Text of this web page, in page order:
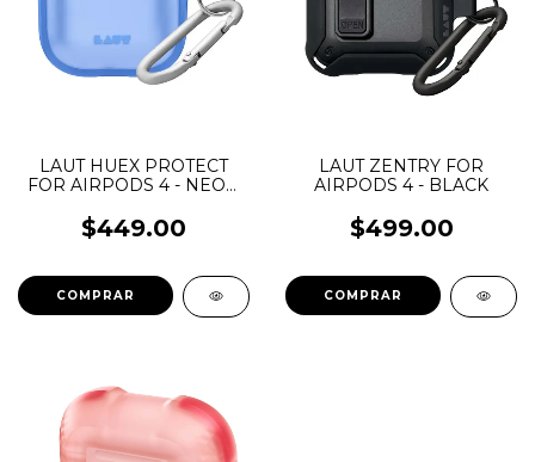
LAUT HUEX PROTECT
FOR AIRPODS 4 - NEON
$449.00
LAUT ZENTRY FOR
AIRPODS 4 - BLACK
$499.00